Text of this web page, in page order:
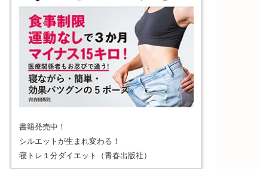
書籍発売中！
シルエットが生まれ変わる！
寝トレ１分ダイエット（青春出版社）